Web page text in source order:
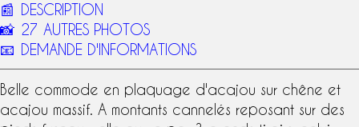
📰 DESCRIPTION
📸 27 AUTRES PHOTOS
📧 DEMANDE D'INFORMATIONS
Belle commode en plaquage d'acajou sur chêne et
acajou massif. A montants cannelés reposant sur des